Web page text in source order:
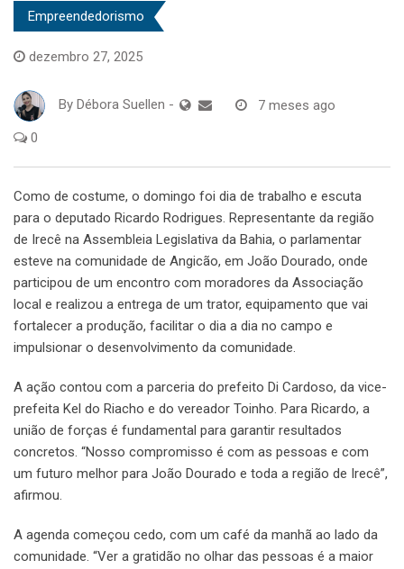
Empreendedorismo
dezembro 27, 2025
By Débora Suellen - 7 meses ago
0
Como de costume, o domingo foi dia de trabalho e escuta
para o deputado Ricardo Rodrigues. Representante da região
de Irecê na Assembleia Legislativa da Bahia, o parlamentar
esteve na comunidade de Angicão, em João Dourado, onde
participou de um encontro com moradores da Associação
local e realizou a entrega de um trator, equipamento que vai
fortalecer a produção, facilitar o dia a dia no campo e
impulsionar o desenvolvimento da comunidade.
A ação contou com a parceria do prefeito Di Cardoso, da vice-
prefeita Kel do Riacho e do vereador Toinho. Para Ricardo, a
união de forças é fundamental para garantir resultados
concretos. “Nosso compromisso é com as pessoas e com
um futuro melhor para João Dourado e toda a região de Irecê”,
afirmou.
A agenda começou cedo, com um café da manhã ao lado da
comunidade. “Ver a gratidão no olhar das pessoas é a maior